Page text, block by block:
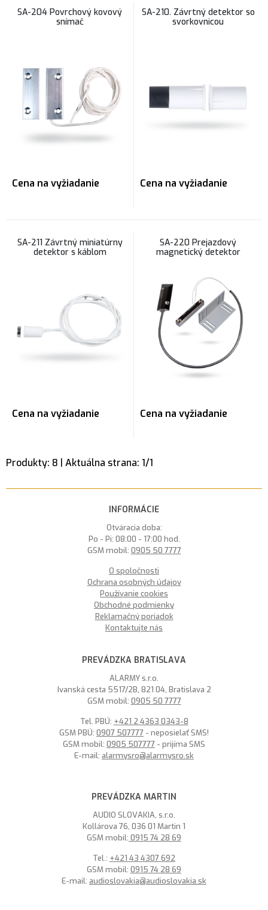
SA-204 Povrchový kovový
snímač
Cena na vyžiadanie
SA-210. Závrtný detektor so
svorkovnicou
Cena na vyžiadanie
SA-211 Závrtný miniatúrny
detektor s káblom
Cena na vyžiadanie
SA-220 Prejazdový
magnetický detektor
Cena na vyžiadanie
Produkty: 8 | Aktuálna strana: 1/1
INFORMÁCIE
Otváracia doba:
Po - Pi: 08:00 - 17:00 hod.
GSM mobil: 0905 50 7777
O spoločnosti
Ochrana osobných údajov
Používanie cookies
Obchodné podmienky
Reklamačný poriadok
Kontaktujte nás
PREVÁDZKA BRATISLAVA
ALARMY s.r.o.
Ivanská cesta 5517/2B, 821 04, Bratislava 2
GSM mobil: 0905 50 7777
Tel. PBÚ: +421 2 4363 0343-8
GSM PBÚ: 0907 507777 - neposielať SMS!
GSM mobil: 0905 507777 - prijíma SMS
E-mail: alarmysro@alarmysro.sk
PREVÁDZKA MARTIN
AUDIO SLOVAKIA, s.r.o.
Kollárova 76, 036 01 Martin 1
GSM mobil: 0915 74 28 69
Tel.: +421 43 4307 692
GSM mobil: 0915 74 28 69
E-mail: audioslovakia@audioslovakia.sk